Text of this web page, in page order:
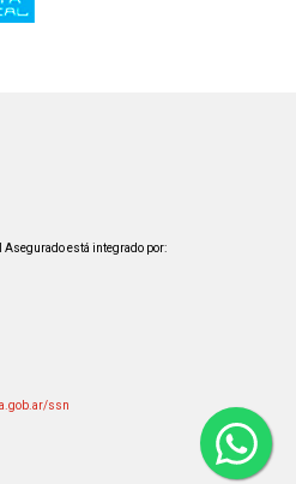
está integrado por:
ssn